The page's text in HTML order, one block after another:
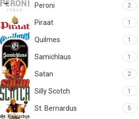
Peroni 2
Piraat 1
Quilmes 1
Samichlaus 1
Satan 2
Silly Scotch 1
St. Bernardus 5